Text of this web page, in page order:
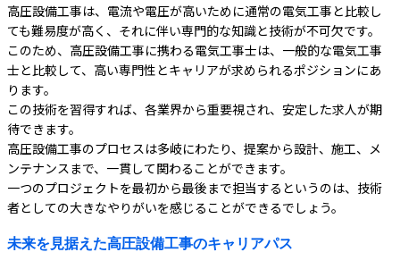
高圧設備工事は、電流や電圧が高いために通常の電気工事と比較し
ても難易度が高く、それに伴い専門的な知識と技術が不可欠です。
このため、高圧設備工事に携わる電気工事士は、一般的な電気工事
士と比較して、高い専門性とキャリアが求められるポジションにあ
ります。
この技術を習得すれば、各業界から重要視され、安定した求人が期
待できます。
高圧設備工事のプロセスは多岐にわたり、提案から設計、施工、メ
ンテナンスまで、一貫して関わることができます。
一つのプロジェクトを最初から最後まで担当するというのは、技術
者としての大きなやりがいを感じることができるでしょう。
未来を見据えた高圧設備工事のキャリアパス